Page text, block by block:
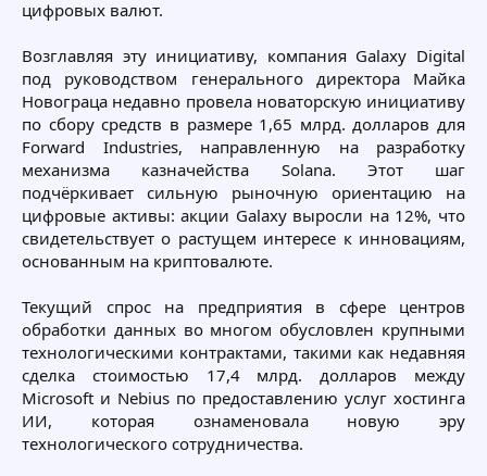
цифровых валют.
Возглавляя эту инициативу, компания Galaxy Digital
под руководством генерального директора Майка
Новограца недавно провела новаторскую инициативу
по сбору средств в размере 1,65 млрд. долларов для
Forward Industries, направленную на разработку
механизма казначейства Solana. Этот шаг
подчёркивает сильную рыночную ориентацию на
цифровые активы: акции Galaxy выросли на 12%, что
свидетельствует о растущем интересе к инновациям,
основанным на криптовалюте.
Текущий спрос на предприятия в сфере центров
обработки данных во многом обусловлен крупными
технологическими контрактами, такими как недавняя
сделка стоимостью 17,4 млрд. долларов между
Microsoft и Nebius по предоставлению услуг хостинга
ИИ, которая ознаменовала новую эру
технологического сотрудничества.